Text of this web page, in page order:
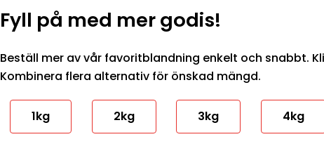
Fyll på med mer godis!
Beställ mer av vår favoritblandning enkelt och snabbt.
Kombinera flera alternativ för önskad mängd.
1kg 2kg 3kg 4kg